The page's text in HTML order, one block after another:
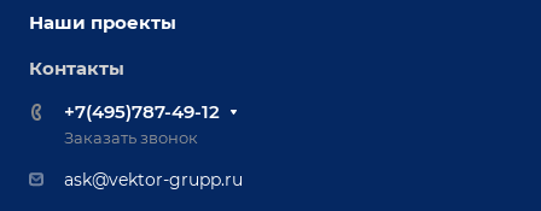
Выставки и мероприятия
Вопрос ответ
Реквизиты
Документы
Оснастка для сварочных столов
Оборудование для приварки крепежа
Приварной крепеж
Специализированные решения для сварки
Сервисное обслуживание
Обучение
Лизинг
Наши проекты
Контакты
+7(495)787-49-12
Заказать звонок
ask@vektor-grupp.ru